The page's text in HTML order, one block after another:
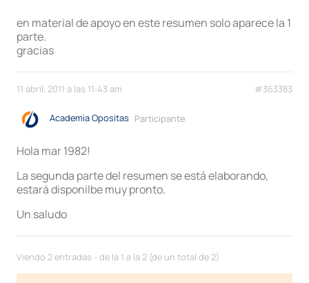
en material de apoyo en este resumen solo aparece la 1
parte.
gracias
11 abril, 2011 a las 11:43 am #363383
Academia Opositas Participante
Hola mar 1982!
La segunda parte del resumen se está elaborando,
estará disponilbe muy pronto.
Un saludo
Viendo 2 entradas - de la 1 a la 2 (de un total de 2)